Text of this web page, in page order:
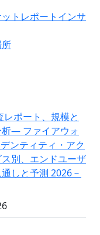
トレポートインサ
ポート、規模と
析― ファイアウォ
ンティティ・アク
別、エンドユーザ
しと予測 2026－